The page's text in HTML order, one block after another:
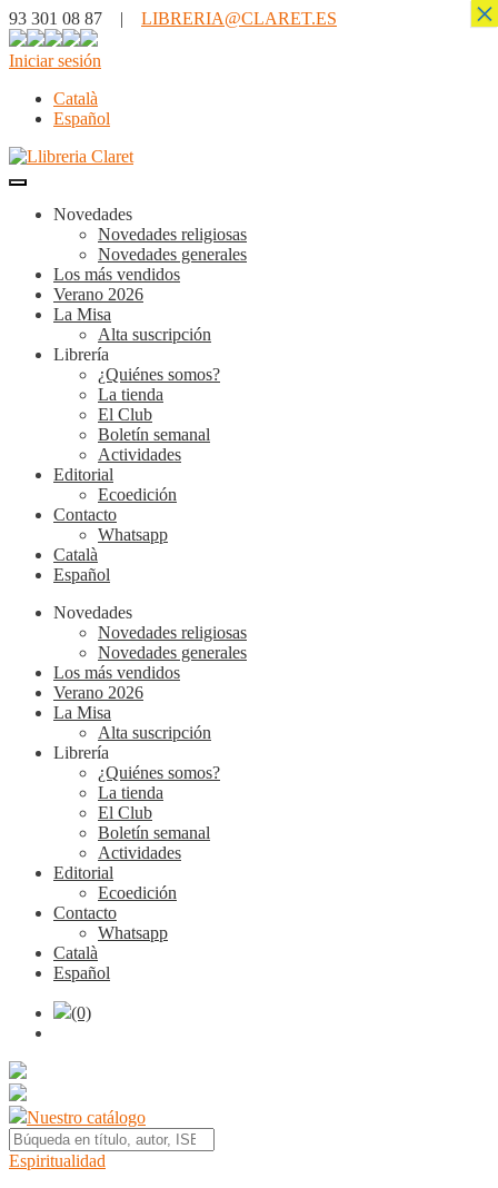
93 301 08 87 | LIBRERIA@CLARET.ES
Iniciar sesión
Català
Español
Novedades
Novedades religiosas
Novedades generales
Los más vendidos
Verano 2026
La Misa
Alta suscripción
Librería
¿Quiénes somos?
La tienda
El Club
Boletín semanal
Actividades
Editorial
Ecoedición
Contacto
Whatsapp
Català
Español
Novedades
Novedades religiosas
Novedades generales
Los más vendidos
Verano 2026
La Misa
Alta suscripción
Librería
¿Quiénes somos?
La tienda
El Club
Boletín semanal
Actividades
Editorial
Ecoedición
Contacto
Whatsapp
Català
Español
(0)
Nuestro catálogo
Espiritualidad
×